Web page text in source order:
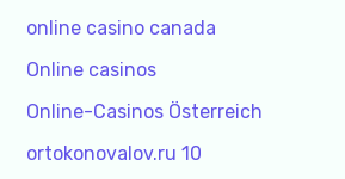
online casino canada
Online casinos
Online-Casinos Österreich
ortokonovalov.ru 10